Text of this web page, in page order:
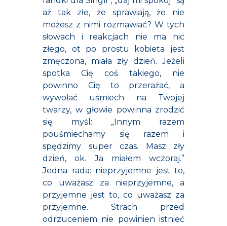
aż tak złe, że sprawiają, że nie
możesz z nimi rozmawiać? W tych
słowach i reakcjach nie ma nic
złego, ot po prostu kobieta jest
zmęczona, miała zły dzień. Jeżeli
spotka Cię coś takiego, nie
powinno Cię to przerażać, a
wywołać uśmiech na Twojej
twarzy, w głowie powinna zrodzić
się myśl: „Innym razem
pouśmiechamy się razem i
spędzimy super czas. Masz zły
dzień, ok. Ja miałem wczoraj.”
Jedna rada: nieprzyjemne jest to,
co uważasz za nieprzyjemne, a
przyjemne jest to, co uważasz za
przyjemne. Strach przed
odrzuceniem nie powinien istnieć